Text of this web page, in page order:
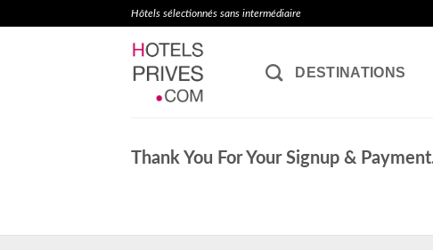
Hôtels sélectionnés sans intermédiaire
DESTINATIONS
Thank You For Your Signup &